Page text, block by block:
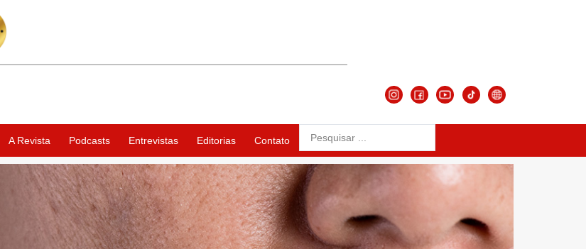
A Revista Podcasts Entrevistas Editorias Contato